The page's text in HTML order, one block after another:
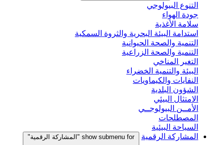
التنوع البيولوجي
جودة الهواء
سلامة الأغذية
استدامة البيئة البحرية والثروة السمكية
التنمية والصحة الحيوانية
التنمية والصحة الزراعية
التغير المناخي
البيئة والتنمية الخضراء
النفايات والكيماويات
الشؤون البلدية
الامتثال البيئي
الأمــن البيولوجــي
المصطلحات
السياحة البيئية
المشاركة الرقمية
show submenu for "المشاركة الرقمية"